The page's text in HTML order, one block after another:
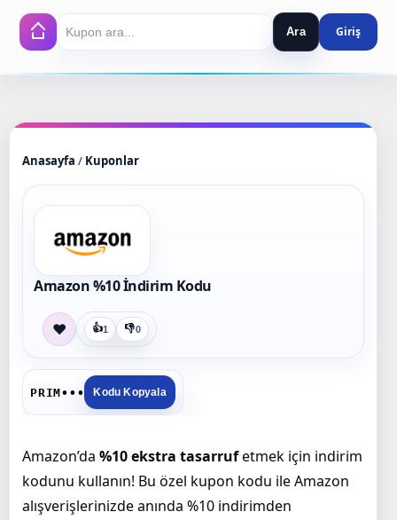
Search Ara
Anasayfa / Kuponlar
Amazon %10 İndirim Kodu
❤ 👍1 👎0
PRIM••• Kodu Kopyala
Amazon’da %10 ekstra tasarrufetmek için indirim
kodunu kullanın! Bu özel kupon kodu ile Amazon
alışverişlerinizde anında %10 indirimden